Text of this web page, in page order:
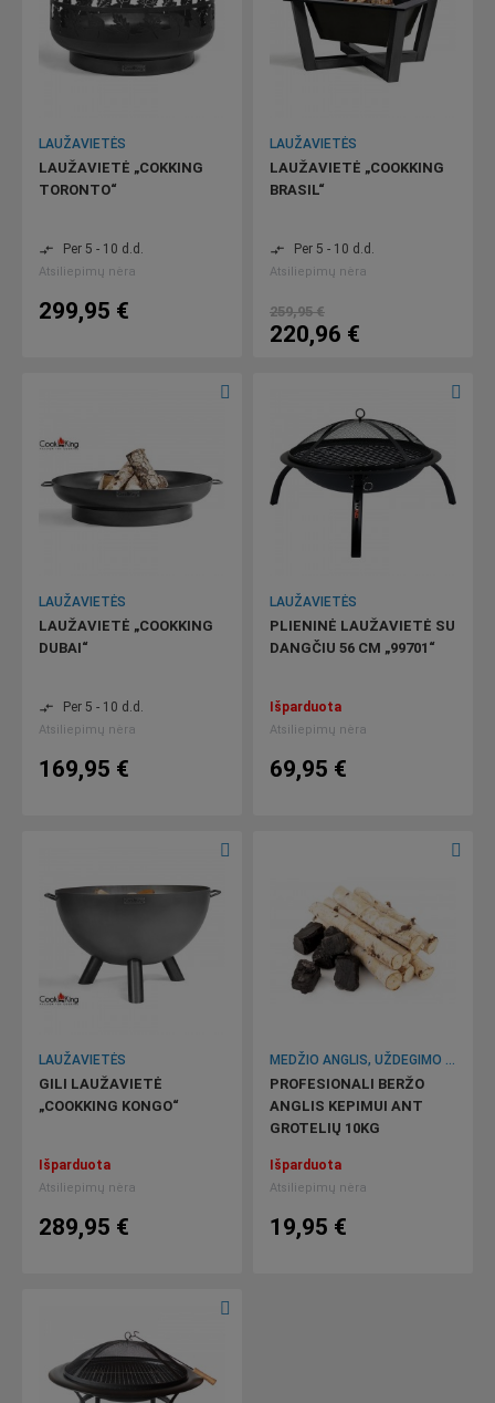
LAUŽAVIETĖS
LAUŽAVIETĖ „COKKING
TORONTO“
compare_arrows Per 5 - 10 d.d.
Atsiliepimų nėra
299,95 €
LAUŽAVIETĖS
LAUŽAVIETĖ „COOKKING
BRASIL“
compare_arrows Per 5 - 10 d.d.
Atsiliepimų nėra
259,95 €
220,96 €
LAUŽAVIETĖS
LAUŽAVIETĖ „COOKKING
DUBAI“
compare_arrows Per 5 - 10 d.d.
Atsiliepimų nėra
169,95 €
LAUŽAVIETĖS
PLIENINĖ LAUŽAVIETĖ SU
DANGČIU 56 CM „99701“
Išparduota
Atsiliepimų nėra
69,95 €
LAUŽAVIETĖS
GILI LAUŽAVIETĖ
„COOKKING KONGO“
Išparduota
Atsiliepimų nėra
289,95 €
MEDŽIO ANGLIS, UŽDEGIMO PRIEMONĖS
PROFESIONALI BERŽO
ANGLIS KEPIMUI ANT
GROTELIŲ 10KG
Išparduota
Atsiliepimų nėra
19,95 €